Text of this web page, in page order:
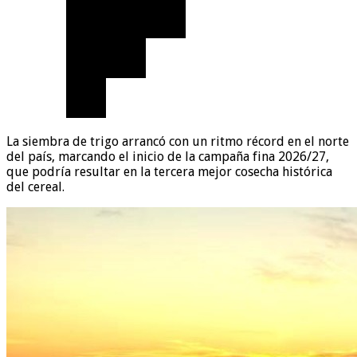
La siembra de trigo arrancó con un ritmo récord en el norte
del país, marcando el inicio de la campaña fina 2026/27,
que podría resultar en la tercera mejor cosecha histórica
del cereal.